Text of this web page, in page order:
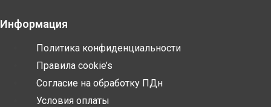
Информация
Политика конфиденциальности
Правила cookie’s
Согласие на обработку ПДн
Условия оплаты